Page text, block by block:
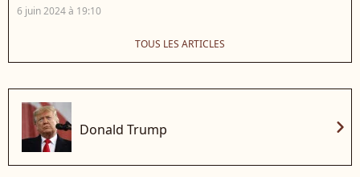
6 juin 2024 à 19:10
TOUS LES ARTICLES
Donald Trump chevron_right